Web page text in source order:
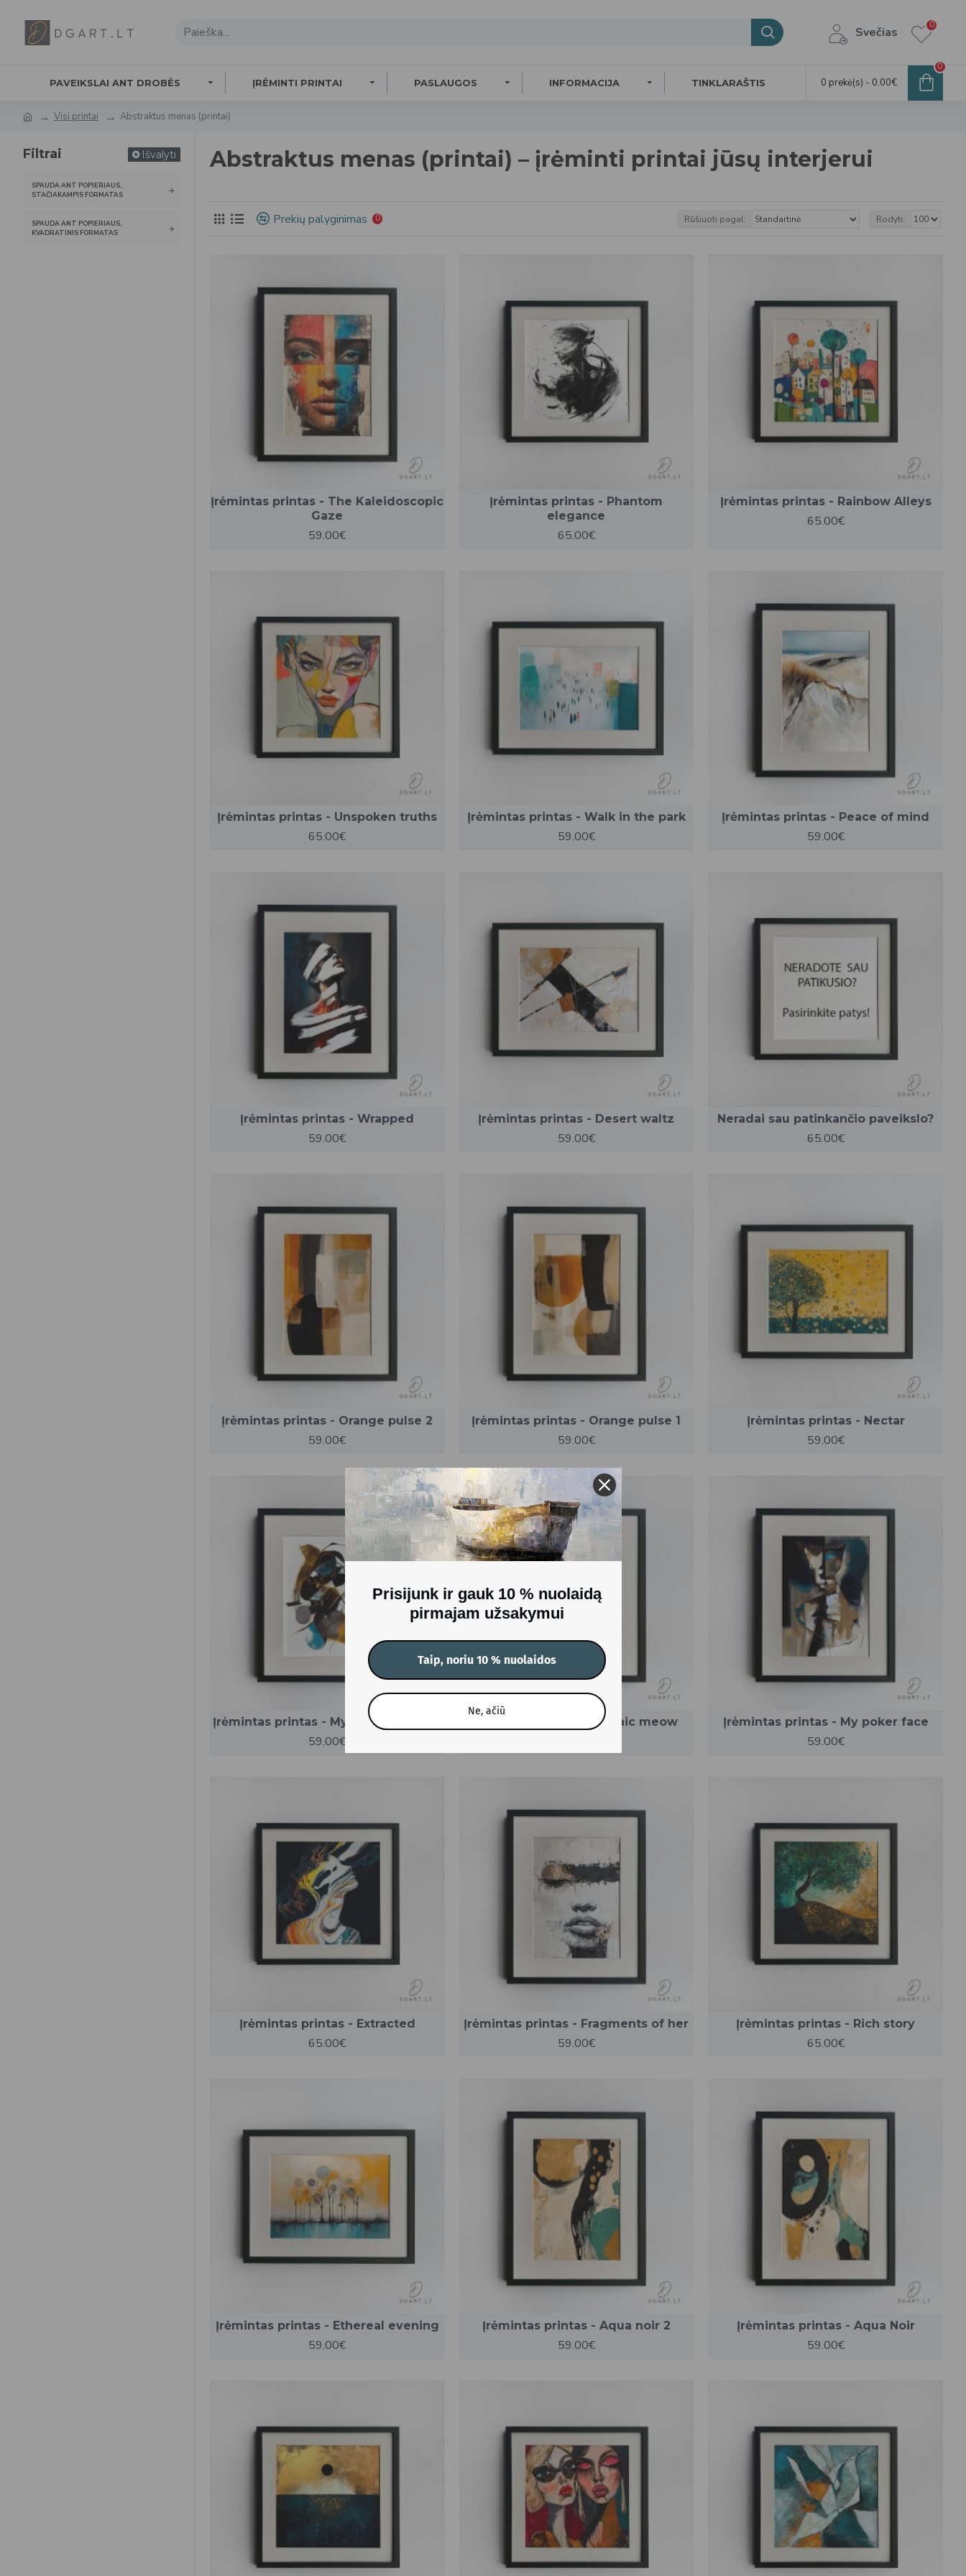
Svečias 0
PAVEIKSLAI ANT DROBĖS ĮRĖMINTI PRINTAI PASLAUGOS INFORMACIJA TINKLARAŠTIS 0 prekė(s) - 0.00€
0
Visi printai Abstraktus menas (printai)
Filtrai Išvalyti
SPAUDA ANT POPIERIAUS,
STAČIAKAMPIS FORMATAS
SPAUDA ANT POPIERIAUS,
KVADRATINIS FORMATAS
Abstraktus menas (printai) – įrėminti printai jūsų interjerui
Prekių palyginimas 0 Rūšiuoti pagal: Rodyti:
Įrėmintas printas - The Kaleidoscopic
Gaze
59.00€
Įrėmintas printas - Phantom
elegance
65.00€
Įrėmintas printas - Rainbow Alleys
65.00€
Įrėmintas printas - Unspoken truths
65.00€
Įrėmintas printas - Walk in the park
59.00€
Įrėmintas printas - Peace of mind
59.00€
Įrėmintas printas - Wrapped
59.00€
Įrėmintas printas - Desert waltz
59.00€
Neradai sau patinkančio paveikslo?
65.00€
Įrėmintas printas - Orange pulse 2
59.00€
Įrėmintas printas - Orange pulse 1
59.00€
Įrėmintas printas - Nectar
59.00€
Įrėmintas printas - My universe mind
59.00€
Įrėmintas printas - Mosaic meow Įrėmintas printas - My poker face
59.00€
Įrėmintas printas - Extracted
65.00€
Įrėmintas printas - Fragments of her
59.00€
Įrėmintas printas - Rich story
65.00€
Įrėmintas printas - Ethereal evening
59.00€
Įrėmintas printas - Aqua noir 2
59.00€
Įrėmintas printas - Aqua Noir
59.00€
Prisijunk ir gauk 10 % nuolaidą
pirmajam užsakymui
Taip, noriu 10 % nuolaidos
Ne, ačiū